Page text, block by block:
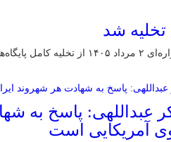
تخلیه شد
تصاویر ماهواره‌ای ۲ مرداد
عبداللهی: پاسخ به
آمریکایی است